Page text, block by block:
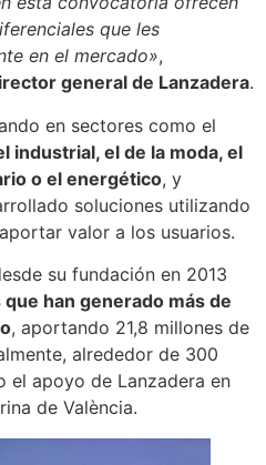
que les
en el mercado»,
general de Lanzadera.
en sectores como el
industrial, el de la moda, el
o el energético, y
soluciones utilizando
valor a los usuarios.
su fundación en 2013
han generado más de
, aportando 21,8 millones de
alrededor de 300
el apoyo de Lanzadera en
de València.